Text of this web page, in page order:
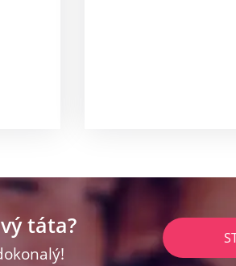
táta?